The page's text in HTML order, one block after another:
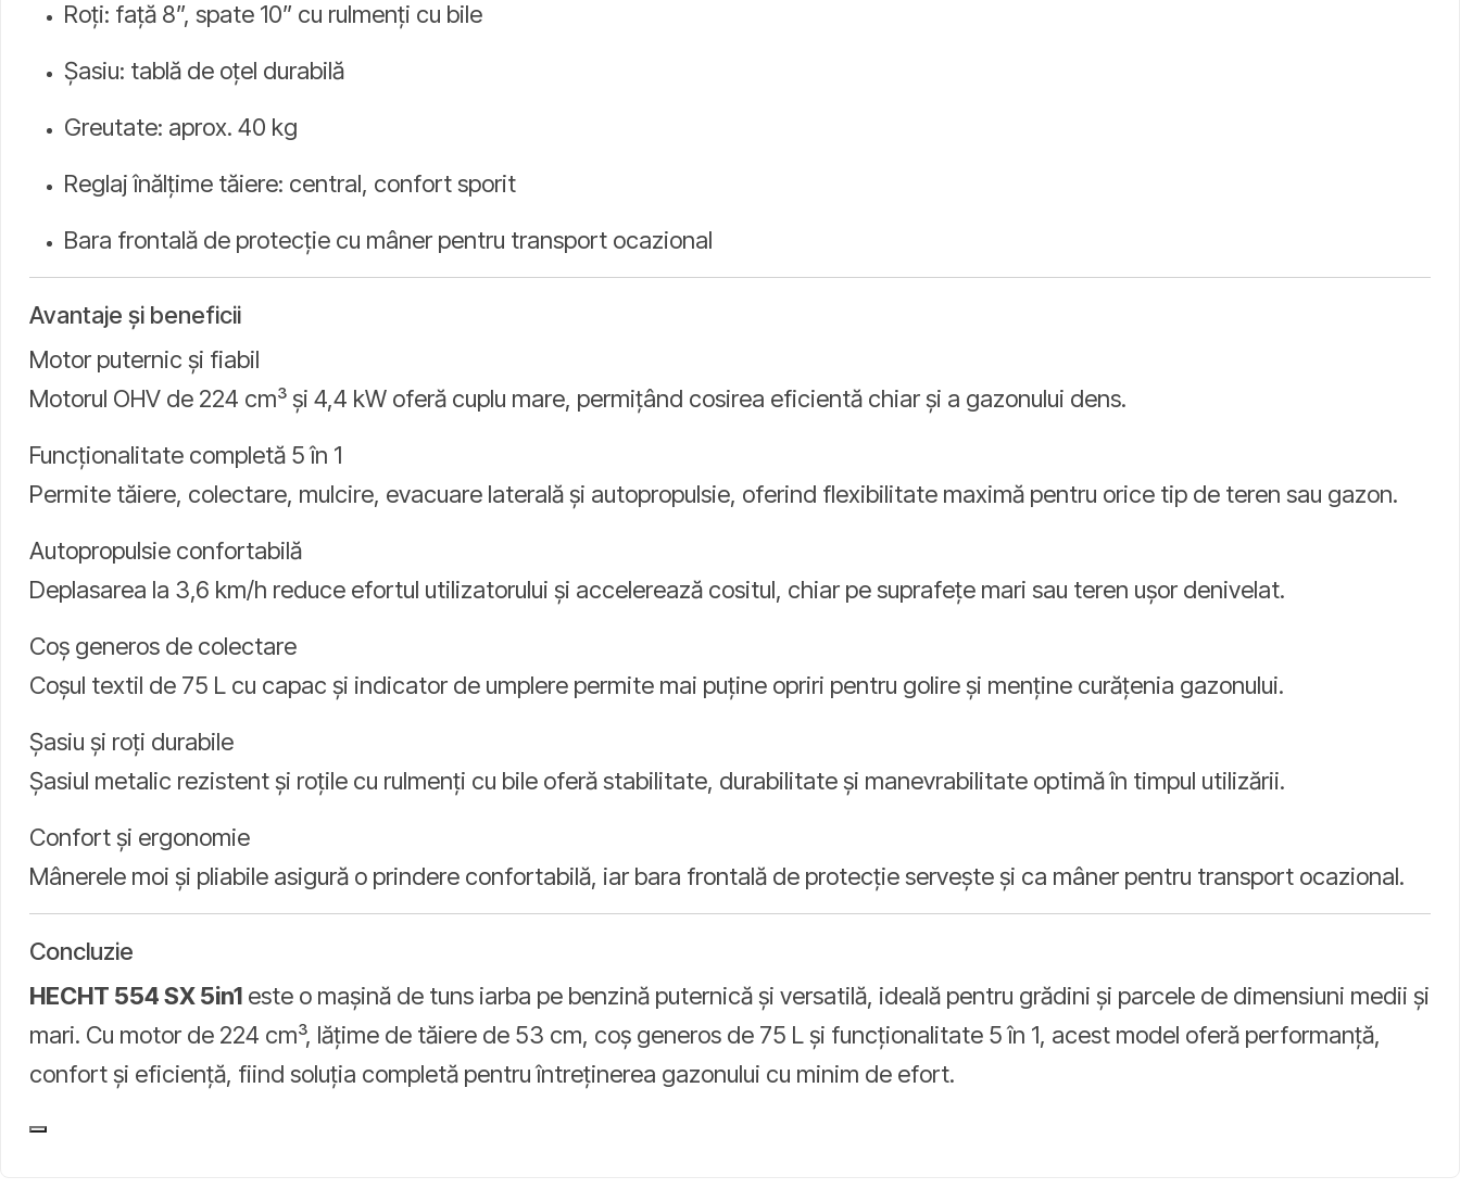
Roți: față 8”, spate 10” cu rulmenți cu bile
Șasiu: tablă de oțel durabilă
Greutate: aprox. 40 kg
Reglaj înălțime tăiere: central, confort sporit
Bara frontală de protecție cu mâner pentru transport ocazional
Avantaje și beneficii
Motor puternic și fiabil
Motorul OHV de 224 cm³ și 4,4 kW oferă cuplu mare, permițând cosirea eficientă chiar și a gazonului dens.
Funcționalitate completă 5 în 1
Permite tăiere, colectare, mulcire, evacuare laterală și autopropulsie, oferind flexibilitate maximă pentru orice tip de teren sau gazon.
Autopropulsie confortabilă
Deplasarea la 3,6 km/h reduce efortul utilizatorului și accelerează cositul, chiar pe suprafețe mari sau teren ușor denivelat.
Coș generos de colectare
Coșul textil de 75 L cu capac și indicator de umplere permite mai puține opriri pentru golire și menține curățenia gazonului.
Șasiu și roți durabile
Șasiul metalic rezistent și roțile cu rulmenți cu bile oferă stabilitate, durabilitate și manevrabilitate optimă în timpul utilizării.
Confort și ergonomie
Mânerele moi și pliabile asigură o prindere confortabilă, iar bara frontală de protecție servește și ca mâner pentru transport ocazional.
Concluzie
HECHT 554 SX 5in1 este o mașină de tuns iarba pe benzină puternică și versatilă, ideală pentru grădini și parcele de dimensiuni medii și
mari. Cu motor de 224 cm³, lățime de tăiere de 53 cm, coș generos de 75 L și funcționalitate 5 în 1, acest model oferă performanță,
confort și eficiență, fiind soluția completă pentru întreținerea gazonului cu minim de efort.